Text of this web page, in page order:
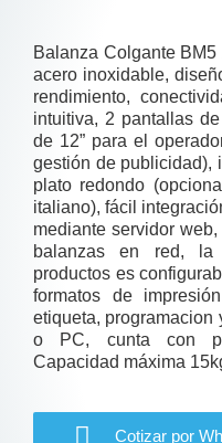
Balanza Colgante
acero inoxidable,
rendimiento,
intuitiva, 2 pantallas
de 12” para el
gestión de publicidad),
plato redondo
italiano), fácil
mediante servidor
balanzas en red, la
productos es
formatos de
etiqueta, programacion
o PC, cunta con
Capacidad máxima
Cotizar por